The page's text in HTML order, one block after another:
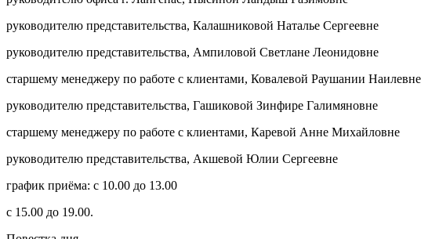
руководителю представительства, Калашниковой Наталье Сергеевне
руководителю представительства, Ампиловой Светлане Леонидовне
старшему менеджеру по работе с клиентами, Ковалевой Раушании Наилевне
руководителю представительства, Гашиковой Зинфире Галимяновне
старшему менеджеру по работе с клиентами, Каревой Анне Михайловне
руководителю представительства, Акшевой Юлии Сергеевне
график приёма: с 10.00 до 13.00
с 15.00 до 19.00.
Выберите ваш город
Например: Лангепас
Мегион